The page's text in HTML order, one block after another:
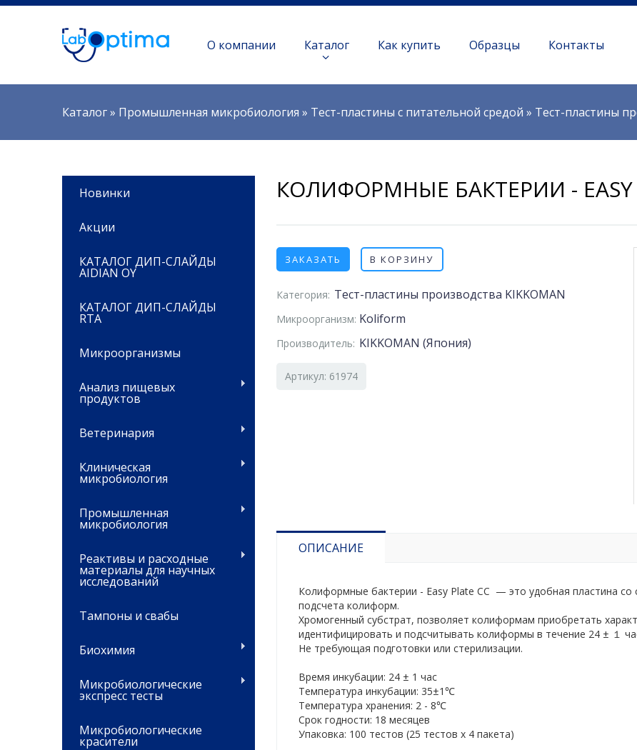
О компании Каталог Как купить Образцы Контакты
Вы здесь
Каталог» Промышленная микробиология » Тест-пластины с питательной средой » Тест-пластины
Новинки
Акции
КАТАЛОГ ДИП-СЛАЙДЫ
AIDIAN OY
КАТАЛОГ ДИП-СЛАЙДЫ
RTA
Микроорганизмы
Анализ пищевых
продуктов
Ветеринария
Клиническая
микробиология
Промышленная
микробиология
Реактивы и расходные
материалы для научных
исследований
Тампоны и свабы
Биохимия
Микробиологические
экспресс тесты
Микробиологические
красители
КОЛИФОРМНЫЕ БАКТЕРИИ - EASY
ЗАКАЗАТЬ В КОРЗИНУ
Категория: Тест-пластины производства KIKKOMAN
Микроорганизм: Koliform
Производитель: KIKKOMAN (Япония)
Артикул: 61974
ОПИСАНИЕ
Колиформные бактерии - Easy Plate CC​ — это удобная пластина
подсчета колиформ.
Хромогенный субстрат, позволяет колиформам приобретать
идентифицировать и подсчитывать колиформы в течение 24 ± １
Не требующая подготовки или стерилизации.
Время инкубации: 24 ± 1 час
Температура инкубации: 35±1℃
Температура хранения: 2 - 8℃
Срок годности: 18 месяцев
Упаковка: 100 тестов (25 тестов х 4 пакета)